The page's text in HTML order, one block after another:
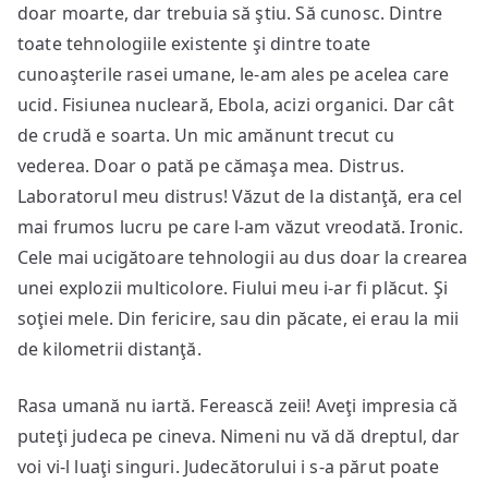
doar moarte, dar trebuia să ştiu. Să cunosc. Dintre
toate tehnologiile existente şi dintre toate
cunoaşterile rasei umane, le-am ales pe acelea care
ucid. Fisiunea nucleară, Ebola, acizi organici. Dar cât
de crudă e soarta. Un mic amănunt trecut cu
vederea. Doar o pată pe cămaşa mea. Distrus.
Laboratorul meu distrus! Văzut de la distanţă, era cel
mai frumos lucru pe care l-am văzut vreodată. Ironic.
Cele mai ucigătoare tehnologii au dus doar la crearea
unei explozii multicolore. Fiului meu i-ar fi plăcut. Şi
soţiei mele. Din fericire, sau din păcate, ei erau la mii
de kilometrii distanţă.
Rasa umană nu iartă. Ferească zeii! Aveţi impresia că
puteţi judeca pe cineva. Nimeni nu vă dă dreptul, dar
voi vi-l luaţi singuri. Judecătorului i s-a părut poate